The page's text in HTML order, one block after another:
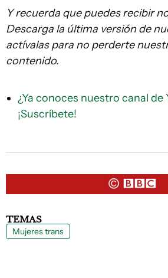
Y recuerda que puedes recibir
Descarga la última versión de
actívalas para no perderte
contenido.
¿Ya conoces nuestro canal de
¡Suscríbete!
TEMAS
Mujeres trans